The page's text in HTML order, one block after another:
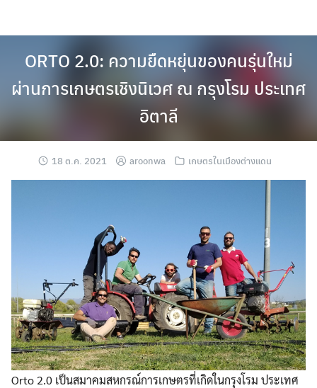
ORTO 2.0: ความยืดหยุ่นของคนรุ่นใหม่
ผ่านการเกษตรเชิงนิเวศ ณ กรุงโรม ประเทศ
อิตาลี
18 ต.ค. 2021 aroonwa เกษตรในเมืองต่างแดน
Orto 2.0 เป็นสมาคมสหกรณ์การเกษตรที่เกิดในกรุงโรม ประเทศ